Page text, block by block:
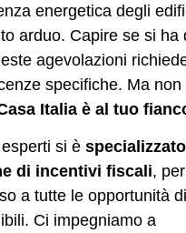
energetica degli
arduo. Capire se si ha
agevolazioni
specifiche. Ma non
Italia è al tuo
esperti si èspecializzato
di incentivi fiscali, per
a tutte le opportunità di
Ci impegniamo a